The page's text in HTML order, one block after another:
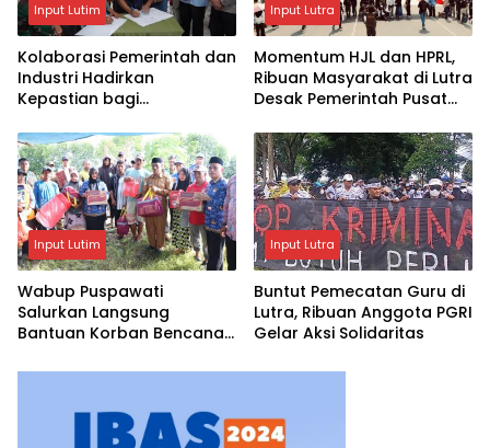
Input Lutim
Kolaborasi Pemerintah dan
Industri Hadirkan
Kepastian bagi
Pemkab Luwu Timur
Sepakati Penyelesaian
Lahan Old Camp
Input Lutra
Momentum HJL dan HPRL,
Ribuan Masyarakat di Lutra
Desak Pemerintah Pusat
Input Lutim
Wabup Puspawati
Salurkan Langsung
Bantuan Korban Bencana
Input Lutra
Buntut Pemecatan Guru di
Lutra, Ribuan Anggota PGRI
Gelar Aksi Solidaritas